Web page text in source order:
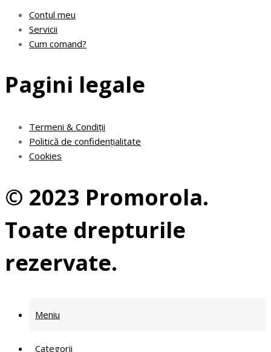
Contul meu
Servicii
Cum comand?
Pagini legale
Termeni & Condiții
Politică de confidențialitate
Cookies
© 2023 Promorola.
Toate drepturile
rezervate.
Meniu
Categorii